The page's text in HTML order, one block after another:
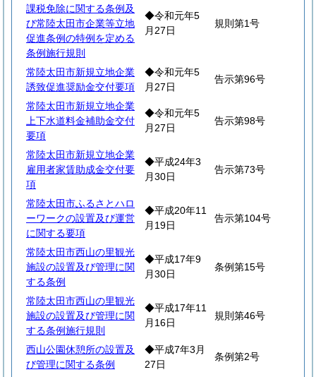
課税免除に関する条例及
び常陸太田市企業等立地
促進条例の特例を定める
条例施行規則
◆令和元年5
月27日
規則第1号
常陸太田市新規立地企業
誘致促進奨励金交付要項
◆令和元年5
月27日
告示第96号
常陸太田市新規立地企業
上下水道料金補助金交付
要項
◆令和元年5
月27日
告示第98号
常陸太田市新規立地企業
雇用者家賃助成金交付要
項
◆平成24年3
月30日
告示第73号
常陸太田市ふるさとハロ
ーワークの設置及び運営
に関する要項
◆平成20年11
月19日
告示第104号
常陸太田市西山の里観光
施設の設置及び管理に関
する条例
◆平成17年9
月30日
条例第15号
常陸太田市西山の里観光
施設の設置及び管理に関
する条例施行規則
◆平成17年11
月16日
規則第46号
西山公園休憩所の設置及
び管理に関する条例
◆平成7年3月
27日
条例第2号